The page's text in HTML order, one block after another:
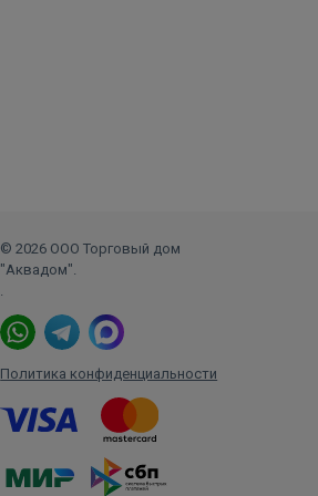
© 2026 ООО Торговый дом
"Аквадом".
.
Политика конфиденциальности